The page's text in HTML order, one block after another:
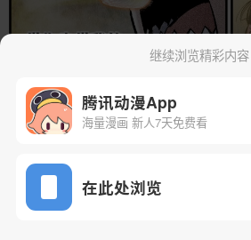
继续浏览精彩内容
腾讯动漫App
海量漫画 新人7天免费看
在此处浏览